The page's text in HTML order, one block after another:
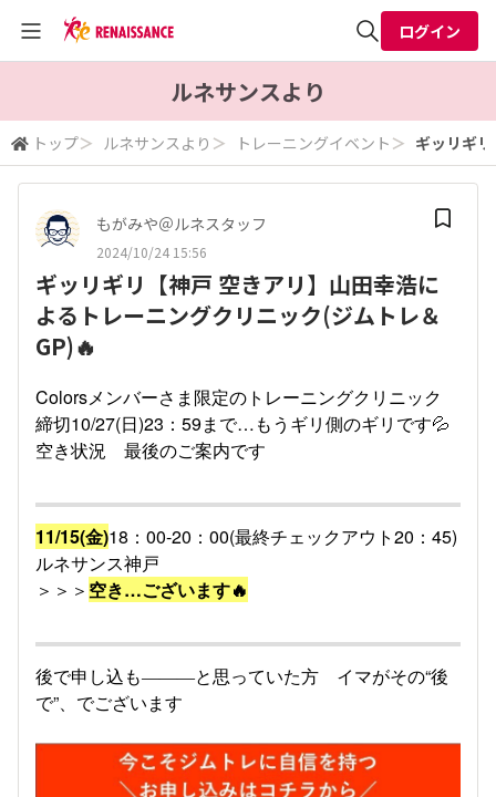
検索
ログイン
ルネサンスより
トップ＞ ルネサンスより ＞ トレーニングイベント ＞ ギッリギ
もがみや＠ルネスタッフ
2024/10/24 15:56
ギッリギリ【神戸 空きアリ】山田幸浩に
よるトレーニングクリニック(ジムトレ＆
GP)🔥
Colorsメンバーさま限定のトレーニングクリニック
締切10/27(日)23：59まで…もうギリ側のギリです💦
空き状況 最後のご案内です
11/15(金)18：00-20：00(最終チェックアウト20：45)
ルネサンス神戸
＞＞＞ 空き…ございます🔥
後で申し込も―――と思っていた方 イマがその“後
で”、でございます